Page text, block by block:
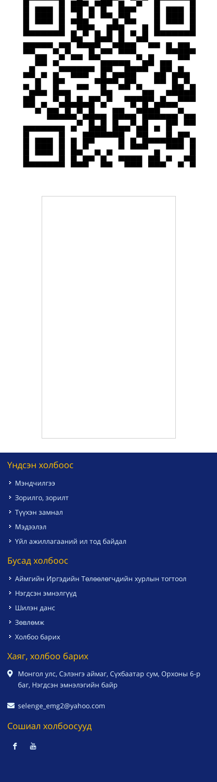
Үндсэн холбоос
Мэндчилгээ
Зорилго, зорилт
Түүхэн замнал
Мэдээлэл
Үйл ажиллагааний ил тод байдал
Бусад холбоос
Аймгийн Иргэдийн Төлөөлөгчдийн хурлын тогтоол
Нэгдсэн эмнэлгүүд
Шилэн данс
Зөвлөмж
Холбоо барих
Хаяг, холбоо барих
Монгол улс, Сэлэнгэ аймаг, Сүхбаатар сум, Орхоны 6-р
баг, Нэгдсэн эмнэлэгийн байр
selenge_emg2@yahoo.com
Сошиал холбоосууд